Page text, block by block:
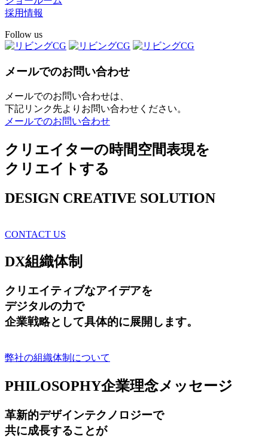
採用情報
Follow us
メールでのお問い合わせ
メールでのお問い合わせは、
下記リンク先よりお問い合わせください。
メールでのお問い合わせ
クリエイターの時間空間表現を
クリエイトする
DESIGN CREATIVE SOLUTION
CONTACT US
DX組織体制
クリエイティブなアイデアを
デジタルの力で
企業戦略として具体的に展開します。
弊社の組織体制について
PHILOSOPHY企業理念メッセージ
革新的デザインテクノロジーで
共に成長することが